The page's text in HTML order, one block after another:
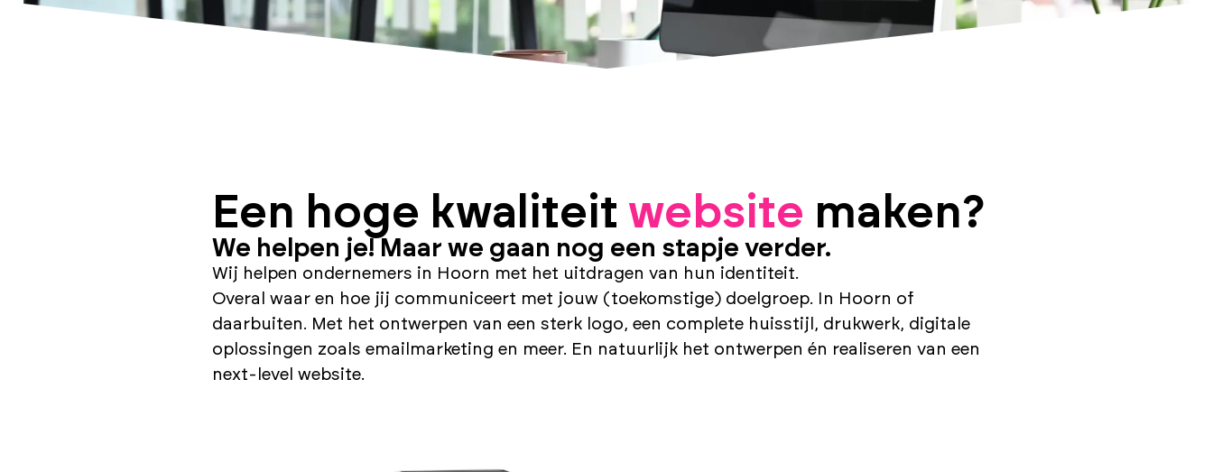
Een hoge kwaliteit website maken?
We helpen je! Maar we gaan nog een stapje verder.
Wij helpen ondernemers in Hoorn met het uitdragen van hun identiteit.
Overal waar en hoe jij communiceert met jouw (toekomstige) doelgroep. In Hoorn of
daarbuiten. Met het ontwerpen van een sterk logo, een complete huisstijl, drukwerk, digitale
oplossingen zoals emailmarketing en meer. En natuurlijk het ontwerpen én realiseren van een
next-level website.